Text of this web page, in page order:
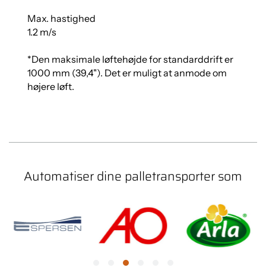
Max. hastighed
1.2 m/s
*Den maksimale løftehøjde for standarddrift er
1000 mm (39,4"). Det er muligt at anmode om
højere løft.
Automatiser dine palletransporter som